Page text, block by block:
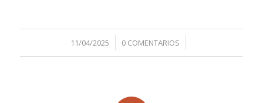
11/04/2025
/ 0 COMENTARIOS
/